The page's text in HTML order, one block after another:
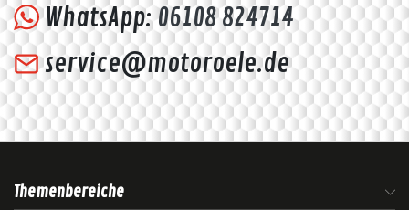
WhatsApp:06108 824714
service@motoroele.de
Themenbereiche